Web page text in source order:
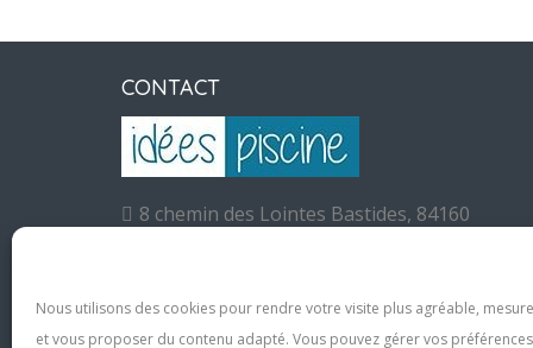
Nous utilisons des cookies pour rendre votre visite plus agréable,
et vous proposer du contenu adapté. Vous pouvez gérer vos
CONTACT
8 chemin des Lointes Bastides, 84160
Une question ? Cliquez ici pour nous contacter